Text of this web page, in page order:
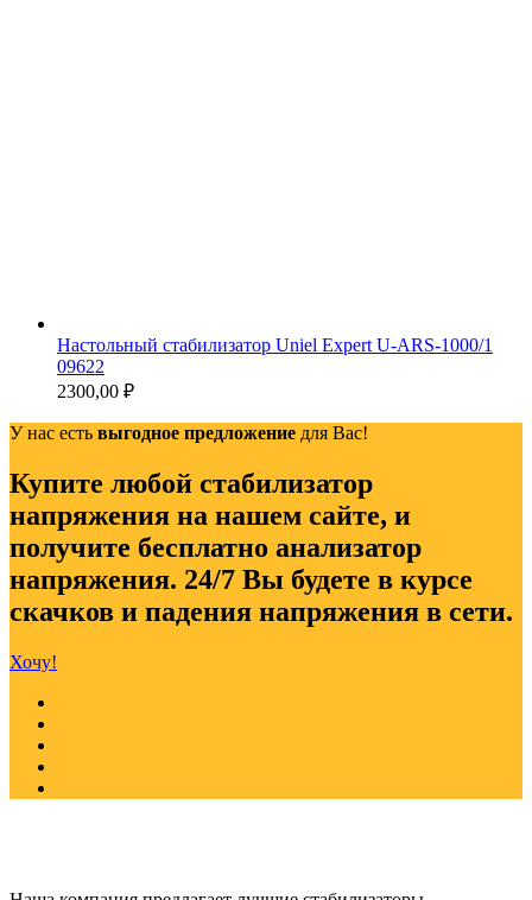
Настольный стабилизатор Uniel Expert U-ARS-1000/1
09622
2300,00 ₽
У нас есть выгодное предложение для Вас!
Купите любой стабилизатор
напряжения на нашем сайте, и
получите бесплатно анализатор
напряжения. 24/7 Вы будете в курсе
скачков и падения напряжения в сети.
Хочу!